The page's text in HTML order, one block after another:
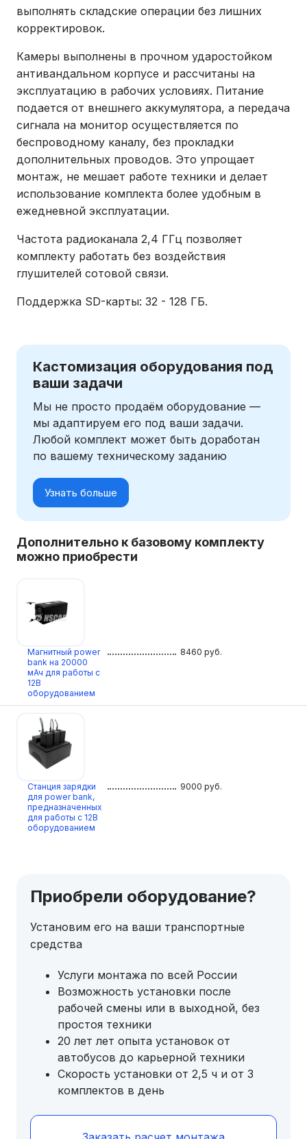
выполнять складские операции без лишних
корректировок.
Камеры выполнены в прочном ударостойком
антивандальном корпусе и рассчитаны на
эксплуатацию в рабочих условиях. Питание
подается от внешнего аккумулятора, а передача
сигнала на монитор осуществляется по
беспроводному каналу, без прокладки
дополнительных проводов. Это упрощает
монтаж, не мешает работе техники и делает
использование комплекта более удобным в
ежедневной эксплуатации.
Частота радиоканала 2,4 ГГц позволяет
комплекту работать без воздействия
глушителей сотовой связи.
Поддержка SD-карты: 32 - 128 ГБ.
Кастомизация оборудования под
ваши задачи
Мы не просто продаём оборудование —
мы адаптируем его под ваши задачи.
Любой комплект может быть доработан
по вашему техническому заданию
Узнать больше
Дополнительно к базовому комплекту
можно приобрести
Магнитный power
bank на 20000
мАч для работы с
12В
оборудованием
8460 руб.
Станция зарядки
для power bank,
предназначенных
для работы с 12В
оборудованием
9000 руб.
Приобрели оборудование?
Установим его на ваши транспортные
средства
Услуги монтажа по всей России
Возможность установки после
рабочей смены или в выходной, без
простоя техники
20 лет лет опыта установок от
автобусов до карьерной техники
Скорость установки от 2,5 ч и от 3
комплектов в день